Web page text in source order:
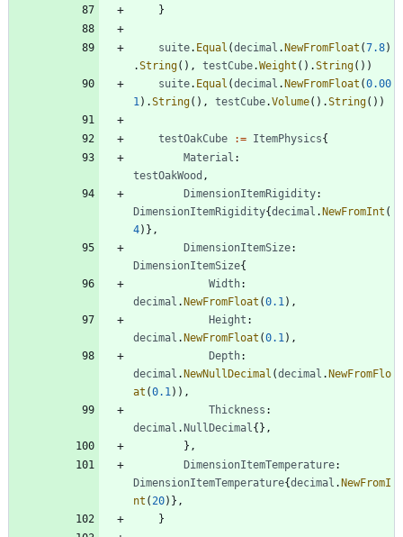
}
suite. Equal (decimal . NewFromFloat (7.8)
.String( ) , testCube.Weight ( ) .String( ) )
suite. Equal (decimal . NewFromFloat (0.00
1) .String( ) , testCube.Volume( ) .String( ) )
testOakCube := ItemPhysics{
Material :
testOakWood ,
DimensionItemRigidity:
DimensionItemRigidity{decimal . NewFromInt (
4) } ,
DimensionItemSize:
DimensionItemSize{
Width:
decimal . NewFromFloat (0.1) ,
Height :
decimal . NewFromFloat (0.1) ,
Depth:
decimal . NewNullDecimal (decimal . NewFromFlo
at (0.1) ) ,
Thickness :
decimal . NullDecimal{ } ,
} ,
DimensionItemTemperature:
DimensionItemTemperature{decimal . NewFromI
nt (20) } ,
}